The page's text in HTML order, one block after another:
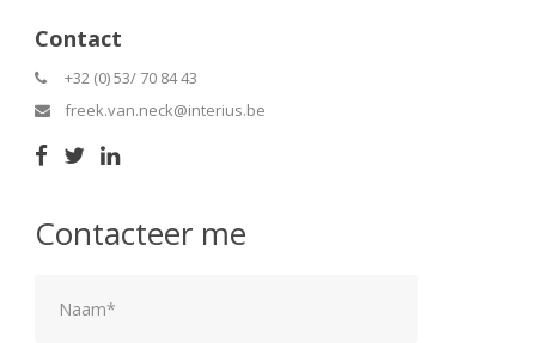
Contact
+32 (0) 53/ 70 84 43
freek.van.neck@interius.be
Contacteer me